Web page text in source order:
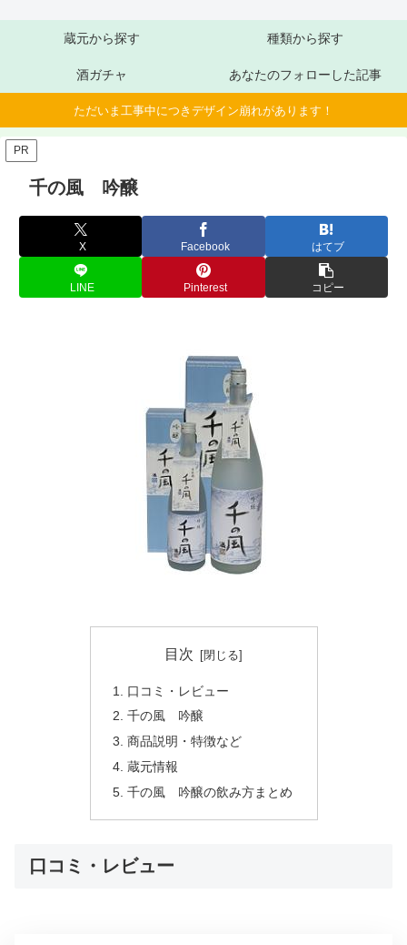
蔵元から探す 種類から探す
酒ガチャ あなたのフォローした記事
ただいま工事中につきデザイン崩れがあります！
PR
千の風 吟醸
X Facebook はてブ
LINE Pinterest コピー
目次
口コミ・レビュー
千の風 吟醸
商品説明・特徴など
蔵元情報
千の風 吟醸の飲み方まとめ
口コミ・レビュー